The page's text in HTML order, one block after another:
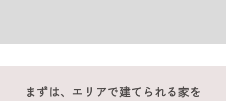
まずは、エリアで建てられる家を